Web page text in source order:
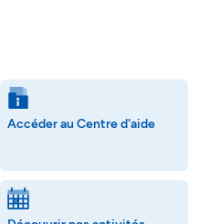
Accéder au Centre d'aide